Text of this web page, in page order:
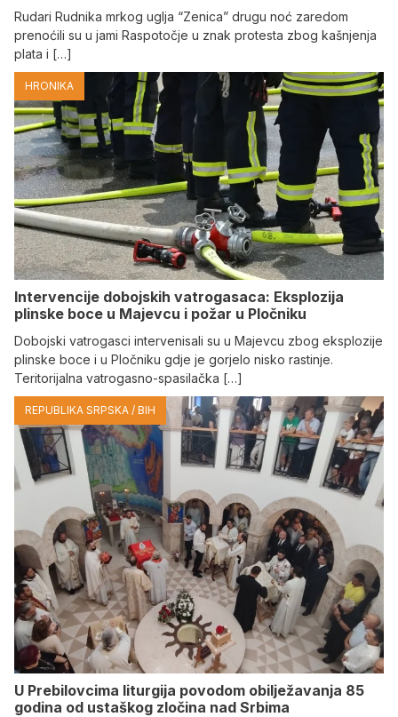
Rudari Rudnika mrkog uglja “Zenica” drugu noć zaredom
prenoćili su u jami Raspotočje u znak protesta zbog kašnjenja
plata i […]
HRONIKA
Intervencije dobojskih vatrogasaca: Eksplozija
plinske boce u Majevcu i požar u Pločniku
Dobojski vatrogasci intervenisali su u Majevcu zbog eksplozije
plinske boce i u Pločniku gdje je gorjelo nisko rastinje.
Teritorijalna vatrogasno-spasilačka […]
REPUBLIKA SRPSKA / BIH
U Prebilovcima liturgija povodom obilježavanja 85
godina od ustaškog zločina nad Srbima